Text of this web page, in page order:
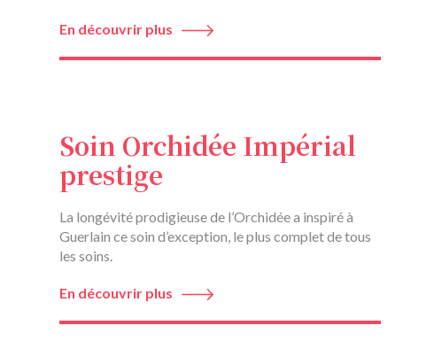
En découvrir plus
Soin Orchidée Impérial
prestige
La longévité prodigieuse de l’Orchidée a inspiré à
Guerlain ce soin d’exception, le plus complet de tous
les soins.
En découvrir plus